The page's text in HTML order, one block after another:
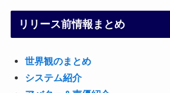
リリース前情報まとめ
世界観のまとめ
システム紹介